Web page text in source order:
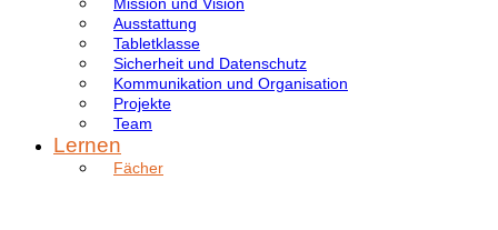
Mission und Vision
Ausstattung
Tabletklasse
Sicherheit und Datenschutz
Kommunikation und Organisation
Projekte
Team
Lernen
Fächer